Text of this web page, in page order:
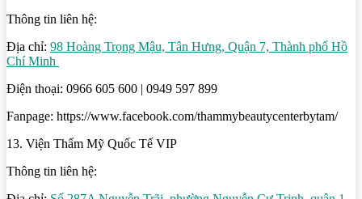
Thông tin liên hệ:
Địa chỉ: 98 Hoàng Trọng Mậu, Tân Hưng, Quận 7, Thành phố Hồ
Chí Minh
Điện thoại: 0966 605 600 | 0949 597 899
Fanpage: https://www.facebook.com/thammybeautycenterbytam/
13. Viện Thẩm Mỹ Quốc Tế VIP
Thông tin liên hệ: